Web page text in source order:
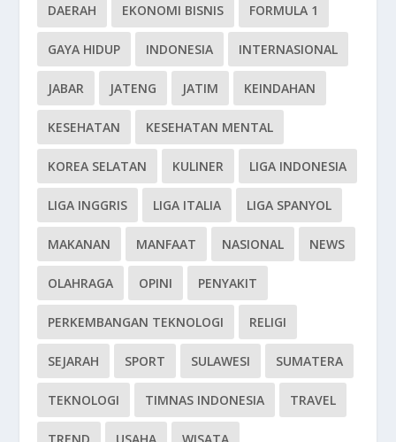
DAERAH EKONOMI BISNIS FORMULA 1
GAYA HIDUP INDONESIA INTERNASIONAL
JABAR JATENG JATIM KEINDAHAN
KESEHATAN KESEHATAN MENTAL
KOREA SELATAN KULINER LIGA INDONESIA
LIGA INGGRIS LIGA ITALIA LIGA SPANYOL
MAKANAN MANFAAT NASIONAL NEWS
OLAHRAGA OPINI PENYAKIT
PERKEMBANGAN TEKNOLOGI RELIGI
SEJARAH SPORT SULAWESI SUMATERA
TEKNOLOGI TIMNAS INDONESIA TRAVEL
TREND USAHA WISATA